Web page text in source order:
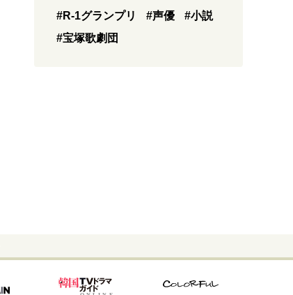
#R-1グランプリ
#声優
#小説
#宝塚歌劇団